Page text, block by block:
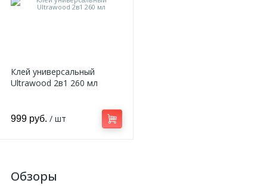
Клей универсальный
Ultrawood 2в1 260 мл
999 руб. / шт
Обзоры